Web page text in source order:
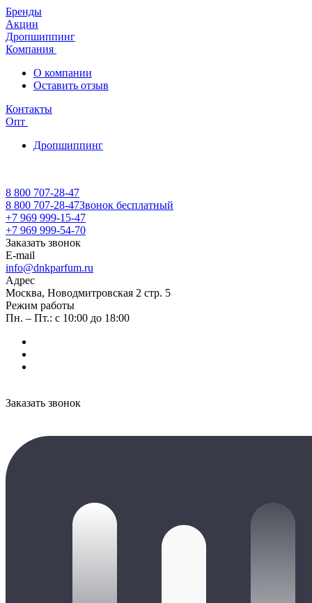
Бренды
Акции
Дропшиппинг
Компания
О компании
Оставить отзыв
Контакты
Опт
Дропшиппинг
8 800 707-28-47
8 800 707-28-47Звонок бесплатный
+7 969 999-15-47
+7 969 999-54-70
Заказать звонок
E-mail
info@dnkparfum.ru
Адрес
Москва, Новодмитровская 2 стр. 5
Режим работы
Пн. – Пт.: с 10:00 до 18:00
Заказать звонок